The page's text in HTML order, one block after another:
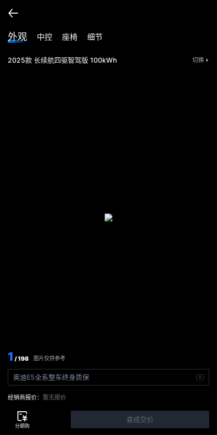
外观 中控 座椅 细节
2025款 长续航四驱智驾版 100kWh 切换
1 / 198 图片仅供参考
奥迪E5全系整车终身质保
经销商报价： 暂无报价
查成交价